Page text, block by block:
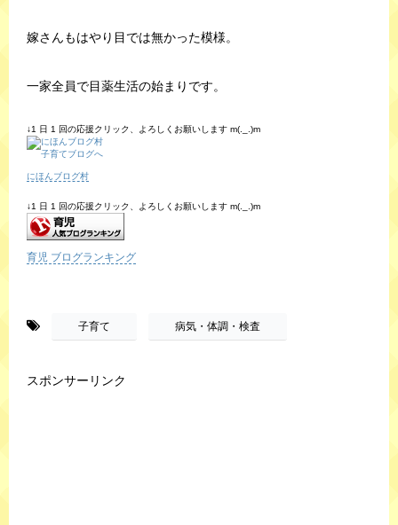
嫁さんもはやり目では無かった模様。
一家全員で目薬生活の始まりです。
↓1 日 1 回の応援クリック、よろしくお願いします m(._.)m
にほんブログ村
↓1 日 1 回の応援クリック、よろしくお願いします m(._.)m
育児 ブログランキング
子育て 病気・体調・検査
スポンサーリンク